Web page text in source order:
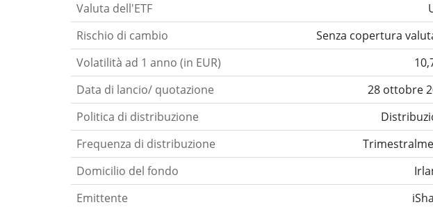
Valuta dell'ETF
Rischio di cambio
Senza copertura
Volatilità ad 1 anno (in EUR)
Data di lancio/ quotazione
28 ottobre
Politica di distribuzione
Frequenza di distribuzione
Domicilio del fondo
Emittente